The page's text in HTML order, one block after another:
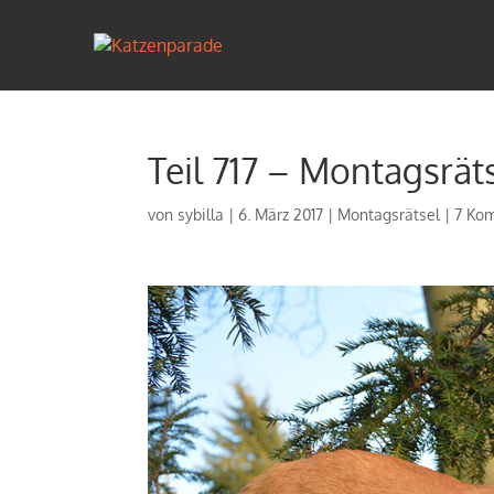
Teil 717 –
vonsybilla |6. März 2017 | Montagsrätsel |7